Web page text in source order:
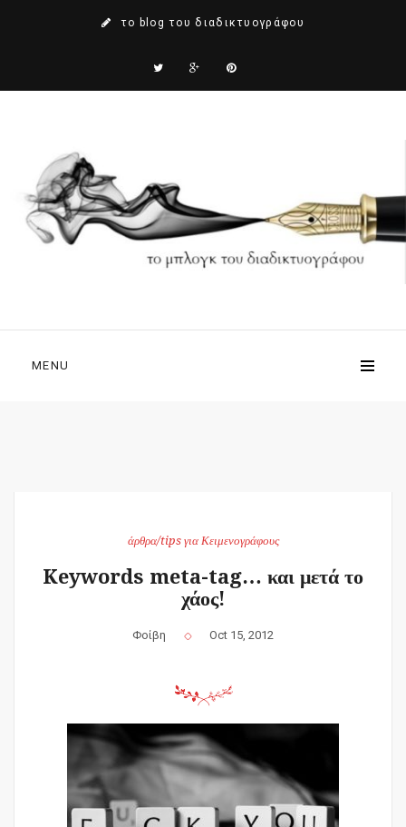
το blog του διαδικτυογράφου
MENU
άρθρα/tips για Κειμενογράφους
Keywords meta-tag… και μετά το
χάος!
Φοίβη Oct 15, 2012